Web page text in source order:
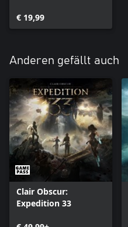
€ 19,99
Anderen gefällt auch
Clair Obscur:
Expedition 33